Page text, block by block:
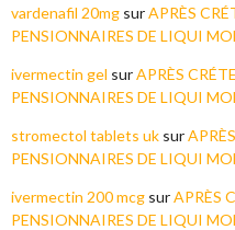
vardenafil 20mg surAPRÈS
PENSIONNAIRES DE LIQUI
ivermectin gel surAPRÈS
PENSIONNAIRES DE LIQUI
stromectol tablets uk sur
PENSIONNAIRES DE LIQUI
ivermectin 200 mcg surAPRÈS
PENSIONNAIRES DE LIQUI